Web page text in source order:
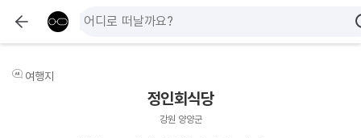
여행지
정인회식당
강원 양양군